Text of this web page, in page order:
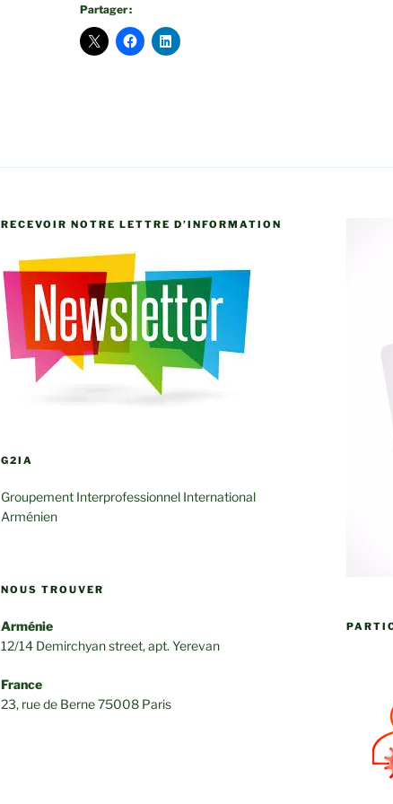
Partager :
RECEVOIR NOTRE LETTRE D’INFORMATION
G2IA
Groupement Interprofessionnel International
Arménien
NOUS TROUVER
Arménie
12/14 Demirchyan street, apt. Yerevan
France
23, rue de Berne 75008 Paris